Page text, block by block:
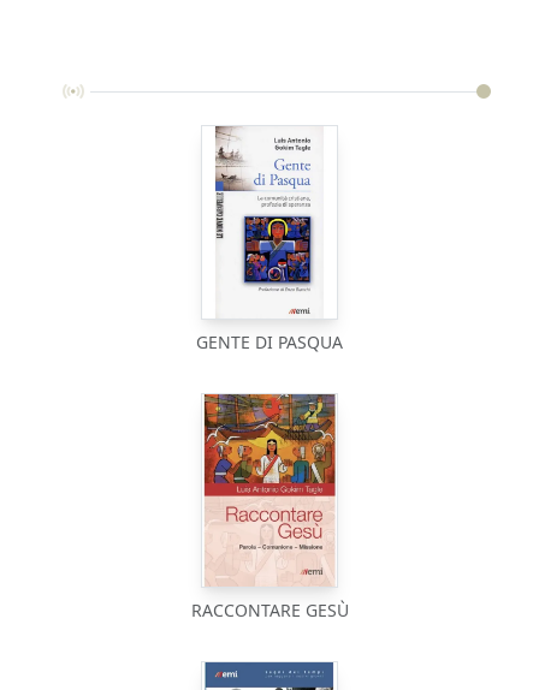
GENTE DI PASQUA
RACCONTARE GESÙ